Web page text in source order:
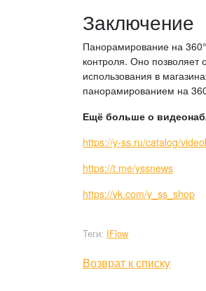
Заключение
Панорамирование на
контроля. Оно позволяет
использования в
панорамированием на
Ещё больше о
https://y-ss.ru/catalog/
https://t.me/yssnews
https://vk.com/y_ss_shop
Теги: IFlow
Возврат к списку